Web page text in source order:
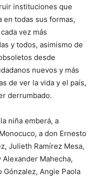
instituciones que
en todas sus formas,
vez más
y todos, asimismo de
desde
nuevos y más
de ver la vida y el país,
derrumbado.
niña emberá, a
a don Ernesto
Julieth Ramírez Mesa,
Mahecha,
Angie Paola